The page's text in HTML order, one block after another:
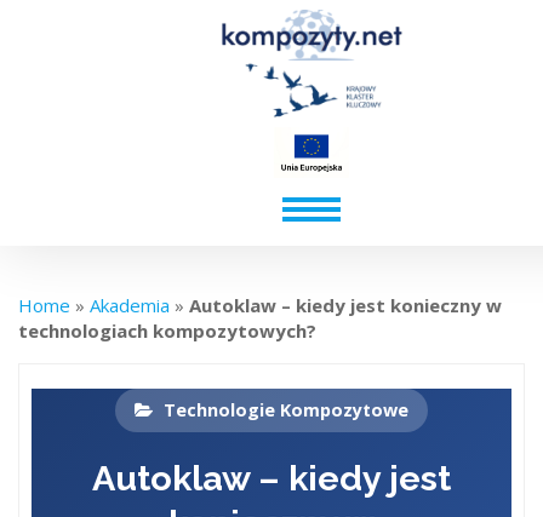
Home » Akademia » Autoklaw – kiedy jest konieczny w
technologiach kompozytowych?
Technologie Kompozytowe
Autoklaw – kiedy jest